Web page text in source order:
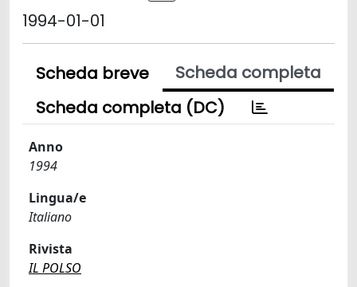
1994-01-01
Scheda breve
Scheda completa
Scheda completa (DC)
Anno
1994
Lingua/e
Italiano
Rivista
IL POLSO